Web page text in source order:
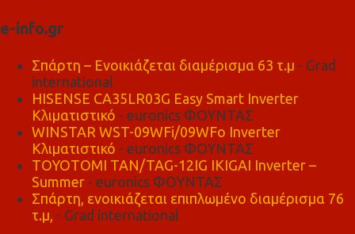
e-info.gr
Σπάρτη – Ενοικιάζεται διαμέρισμα 63 τ.μ - Grad
international
HISENSE CA35LR03G Easy Smart Inverter
Κλιματιστικό - euronics ΦΟΥΝΤΑΣ
WINSTAR WST-09WFi/09WFo Inverter
Κλιματιστικό - euronics ΦΟΥΝΤΑΣ
TOYOTOMI TAN/TAG-12IG IKIGAI Inverter –
Summer - euronics ΦΟΥΝΤΑΣ
Σπάρτη, ενοικιάζεται επιπλωμένο διαμέρισμα 76
τ.μ, - Grad international